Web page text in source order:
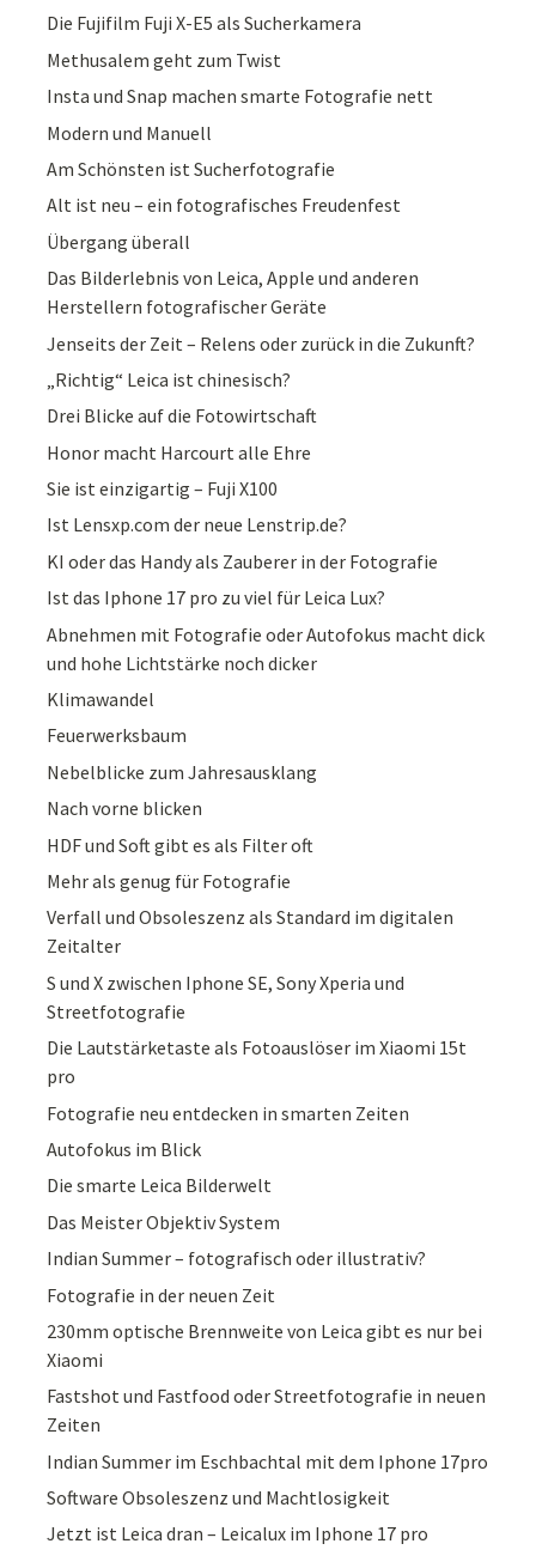
Die Fujifilm Fuji X-E5 als Sucherkamera
Methusalem geht zum Twist
Insta und Snap machen smarte Fotografie nett
Modern und Manuell
Am Schönsten ist Sucherfotografie
Alt ist neu – ein fotografisches Freudenfest
Übergang überall
Das Bilderlebnis von Leica, Apple und anderen
Herstellern fotografischer Geräte
Jenseits der Zeit – Relens oder zurück in die Zukunft?
„Richtig“ Leica ist chinesisch?
Drei Blicke auf die Fotowirtschaft
Honor macht Harcourt alle Ehre
Sie ist einzigartig – Fuji X100
Ist Lensxp.com der neue Lenstrip.de?
KI oder das Handy als Zauberer in der Fotografie
Ist das Iphone 17 pro zu viel für Leica Lux?
Abnehmen mit Fotografie oder Autofokus macht dick
und hohe Lichtstärke noch dicker
Klimawandel
Feuerwerksbaum
Nebelblicke zum Jahresausklang
Nach vorne blicken
HDF und Soft gibt es als Filter oft
Mehr als genug für Fotografie
Verfall und Obsoleszenz als Standard im digitalen
Zeitalter
S und X zwischen Iphone SE, Sony Xperia und
Streetfotografie
Die Lautstärketaste als Fotoauslöser im Xiaomi 15t
pro
Fotografie neu entdecken in smarten Zeiten
Autofokus im Blick
Die smarte Leica Bilderwelt
Das Meister Objektiv System
Indian Summer – fotografisch oder illustrativ?
Fotografie in der neuen Zeit
230mm optische Brennweite von Leica gibt es nur bei
Xiaomi
Fastshot und Fastfood oder Streetfotografie in neuen
Zeiten
Indian Summer im Eschbachtal mit dem Iphone 17pro
Software Obsoleszenz und Machtlosigkeit
Jetzt ist Leica dran – Leicalux im Iphone 17 pro